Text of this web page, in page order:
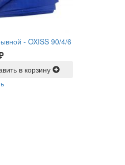
- OXISS 90/4/6
в корзину